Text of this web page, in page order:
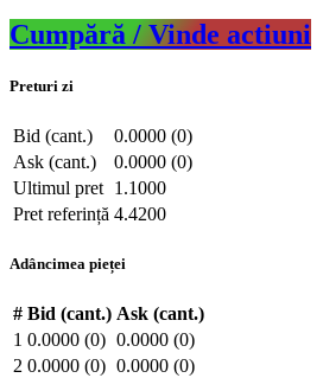
Cumpără / Vinde actiuni
Preturi zi
Bid (cant.)
0.0000 (0)
Ask (cant.)
0.0000 (0)
Ultimul pret 1.1000
Pret referință 4.4200
Adâncimea pieței
# Bid (cant.) Ask (cant.)
1 0.0000 (0) 0.0000 (0)
2 0.0000 (0) 0.0000 (0)